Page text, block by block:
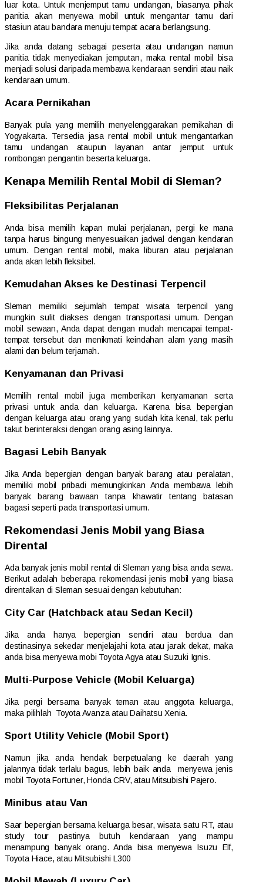
luar kota. Untuk menjemput tamu undangan, biasanya pihak
panitia akan menyewa mobil untuk mengantar tamu dari
stasiun atau bandara menuju tempat acara berlangsung.
Jika anda datang sebagai peserta atau undangan namun
panitia tidak menyediakan jemputan, maka rental mobil bisa
menjadi solusi daripada membawa kendaraan sendiri atau naik
kendaraan umum.
Acara Pernikahan
Banyak pula yang memilih menyelenggarakan pernikahan di
Yogyakarta. Tersedia jasa rental mobil untuk mengantarkan
tamu undangan ataupun layanan antar jemput untuk
rombongan pengantin beserta keluarga.
Kenapa Memilih Rental Mobil di Sleman?
Fleksibilitas Perjalanan
Anda bisa memilih kapan mulai perjalanan, pergi ke mana
tanpa harus bingung menyesuaikan jadwal dengan kendaran
umum. Dengan rental mobil, maka liburan atau perjalanan
anda akan lebih fleksibel.
Kemudahan Akses ke Destinasi Terpencil
Sleman memiliki sejumlah tempat wisata terpencil yang
mungkin sulit diakses dengan transportasi umum. Dengan
mobil sewaan, Anda dapat dengan mudah mencapai tempat-
tempat tersebut dan menikmati keindahan alam yang masih
alami dan belum terjamah.
Kenyamanan dan Privasi
Memilih rental mobil juga memberikan kenyamanan serta
privasi untuk anda dan keluarga. Karena bisa bepergian
dengan keluarga atau orang yang sudah kita kenal, tak perlu
takut berinteraksi dengan orang asing lainnya.
Bagasi Lebih Banyak
Jika Anda bepergian dengan banyak barang atau peralatan,
memiliki mobil pribadi memungkinkan Anda membawa lebih
banyak barang bawaan tanpa khawatir tentang batasan
bagasi seperti pada transportasi umum.
Rekomendasi Jenis Mobil yang Biasa
Dirental
Ada banyak jenis mobil rental di Sleman yang bisa anda sewa.
Berikut adalah beberapa rekomendasi jenis mobil yang biasa
direntalkan di Sleman sesuai dengan kebutuhan:
City Car (Hatchback atau Sedan Kecil)
Jika anda hanya bepergian sendiri atau berdua dan
destinasinya sekedar menjelajahi kota atau jarak dekat, maka
anda bisa menyewa mobi Toyota Agya atau Suzuki Ignis.
Multi-Purpose Vehicle (Mobil Keluarga)
Jika pergi bersama banyak teman atau anggota keluarga,
maka pilihlah Toyota Avanza atau Daihatsu Xenia.
Sport Utility Vehicle (Mobil Sport)
Namun jika anda hendak berpetualang ke daerah yang
jalannya tidak terlalu bagus, lebih baik anda menyewa jenis
mobil Toyota Fortuner, Honda CRV, atau Mitsubishi Pajero.
Minibus atau Van
Saar bepergian bersama keluarga besar, wisata satu RT, atau
study tour pastinya butuh kendaraan yang mampu
menampung banyak orang. Anda bisa menyewa Isuzu Elf,
Toyota Hiace, atau Mitsubishi L300